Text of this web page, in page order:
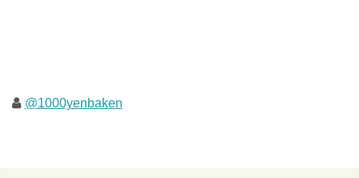
@1000yenbaken